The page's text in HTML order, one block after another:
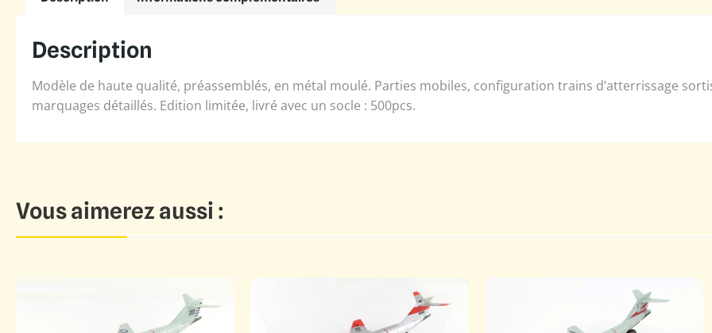
Description
Modèle de haute qualité, préassemblés, en métal moulé. Parties mobiles, configuration trains d’atterrissage
marquages détaillés. Edition limitée, livré avec un socle : 500pcs.
Vous aimerez aussi :